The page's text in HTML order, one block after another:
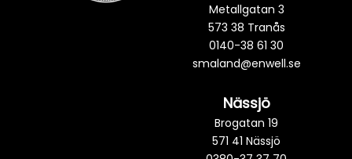
Metallgatan 3
573 38 Tranås
0140-38 61 30
smaland@enwell.se
Nässjö
Brogatan 19
571 41 Nässjö